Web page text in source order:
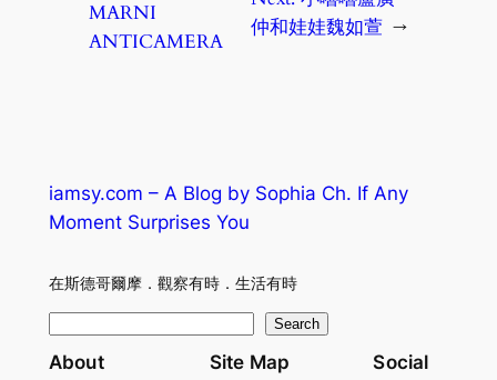
MARNI
ANTICAMERA
仲和娃娃魏如萱 →
iamsy.com – A Blog by Sophia Ch. If Any
Moment Surprises You
在斯德哥爾摩．觀察有時．生活有時
e
Search
About Site Map Social